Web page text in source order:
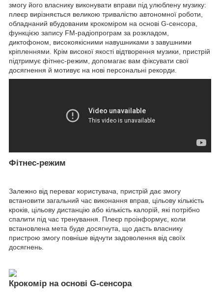
змогу його власнику виконувати вправи під улюблену музику:
плеєр вирізняється великою тривалістю автономної роботи,
обладнаний вбудованим крокоміром на основі G-сенсора,
функцією запису FM-радіопрограм за розкладом,
диктофоном, високоякісними навушниками з завушними
кріпленнями. Крім високої якості відтворення музики, пристрій
підтримує фітнес-режим, допомагає вам фіксувати свої
досягнення й мотивує на нові персональні рекорди.
Фітнес-режим
Залежно від переваг користувача, пристрій дає змогу
встановити загальний час виконання вправ, цільову кількість
кроків, цільову дистанцію або кількість калорій, які потрібно
спалити під час тренування. Плеєр проінформує, коли
встановлена мета буде досягнута, що дасть власнику
пристрою змогу повніше відчути задоволення від своїх
досягнень.
Крокомір на основі G-сенсора